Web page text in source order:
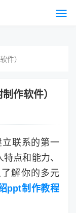
件）
作软件）
联系的第一
点和能力、
解你的多元
ppt制作教程